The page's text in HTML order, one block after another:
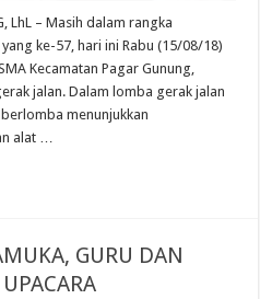
LhL – Masih dalam rangka
ke-57, hari ini Rabu (15/08/18)
Kecamatan Pagar Gunung,
jalan. Dalam lomba gerak jalan
menunjukkan
alat …
GURU DAN